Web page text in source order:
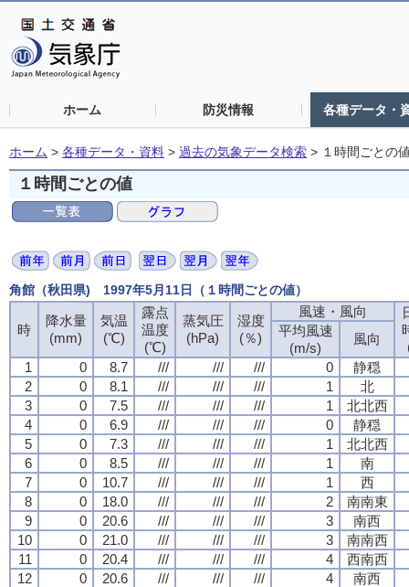
ホーム 防災情報 各種データ・
ホーム > 各種データ・資料 > 過去の気象データ検索 > １時間ごとの
１時間ごとの値
角館（秋田県) 1997年5月11日（１時間ごとの値）
時
降水量
(mm)
気温
(℃)
露点
温度
(℃)
蒸気圧
(hPa)
湿度
(％)
風速・風向
平均風速
(m/s)
風向
1
0 8.7 /// /// /// 0
静穏
2
0 8.1 /// /// /// 1
北
3
0 7.5 /// /// /// 1
北北西
4
0 6.9 /// /// /// 0
静穏
5
0 7.3 /// /// /// 1
北北西
6
0 8.5 /// /// /// 1
南
7
0 10.7 /// /// /// 1
西
8
0 18.0 /// /// /// 2
南南東
9
0 20.6 /// /// /// 3
南西
10
0 21.0 /// /// /// 3
南南西
11
0 20.4 /// /// /// 4
西南西
12
0 20.6 /// /// /// 4
南西